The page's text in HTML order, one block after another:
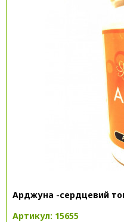
Арджуна -сердцевий
Артикул: 15655